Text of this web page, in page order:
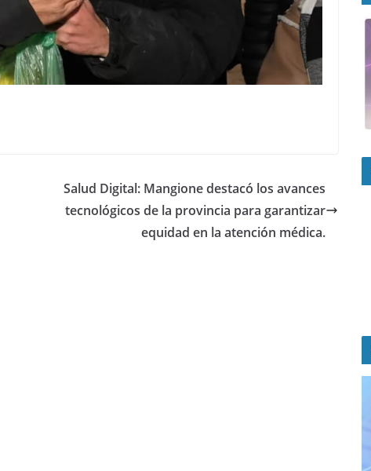
Salud Digital: Mangione destacó los avances
tecnológicos de la provincia para garantizar
equidad en la atención médica.